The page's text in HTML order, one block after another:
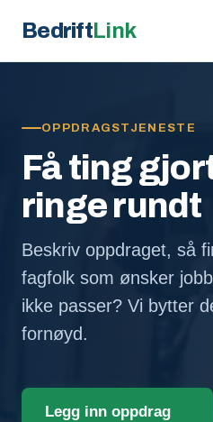
BedriftLink
OPPDRAGSTJENESTE
Få ting
ringe rundt
Beskriv oppdraget, så
fagfolk som ønsker
ikke passer? Vi bytter
fornøyd.
Legg inn oppdrag